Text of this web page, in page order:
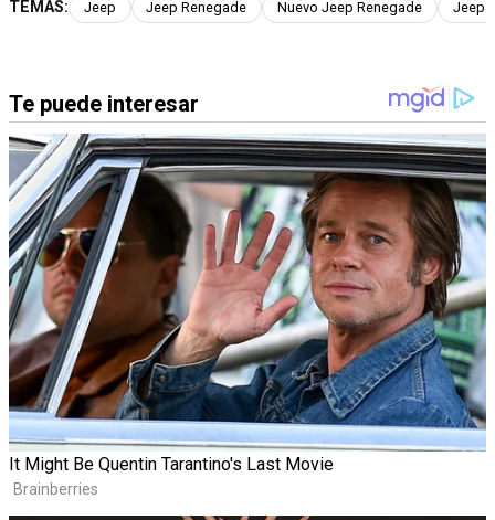
TEMAS: Jeep Jeep Renegade Nuevo Jeep Renegade Jeep